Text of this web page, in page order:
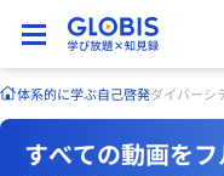
体系的に学ぶ自己啓発ダイバーシ
すべての動画をフ